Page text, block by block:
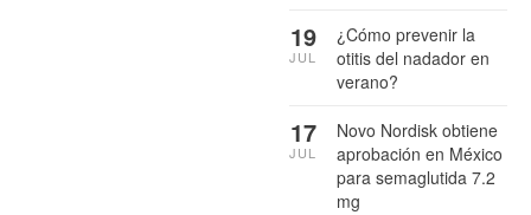
¿Cómo prevenir la
otitis del nadador en
verano?
19
JUL
Novo Nordisk obtiene
aprobación en México
para semaglutida 7.2
mg
17
JUL